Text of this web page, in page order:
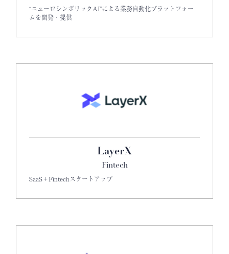
“ニューロシンボリックAI”による業務自動化プラットフォー
ムを開発・提供
LayerX
Fintech
SaaS＋Fintechスタートアップ